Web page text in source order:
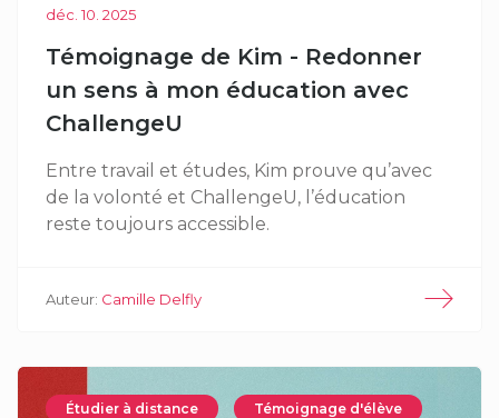
déc. 10. 2025
Témoignage de Kim - Redonner
un sens à mon éducation avec
ChallengeU
Entre travail et études, Kim prouve qu’avec
de la volonté et ChallengeU, l’éducation
reste toujours accessible.
Auteur: Camille Delfly
Étudier à distance Témoignage d'élève